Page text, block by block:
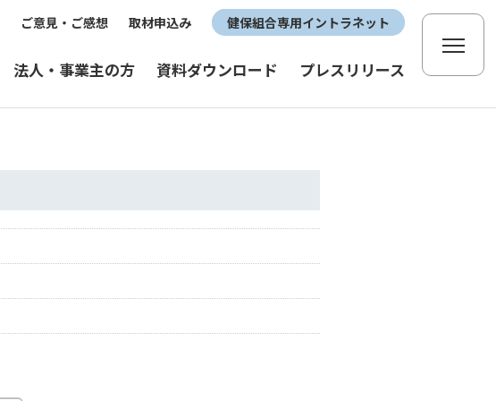
ご意見・ご感想 取材申込み 健保組合専用イントラネット
法人・事業主の方 資料ダウンロード プレスリリース